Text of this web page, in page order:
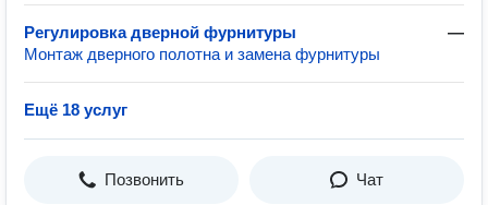
Регулировка дверной фурнитуры
—
Монтаж дверного полотна и замена фурнитуры
Ещё 18 услуг
Позвонить Чат